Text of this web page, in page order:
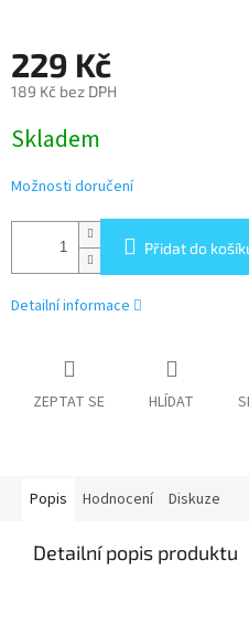
229 Kč
189 Kč bez DPH
cena:
Skladem
Možnosti doručení
Přidat do
Detailní informace
ZEPTAT SE HLÍDAT
Popis Hodnocení Diskuze
Detailní popis produktu